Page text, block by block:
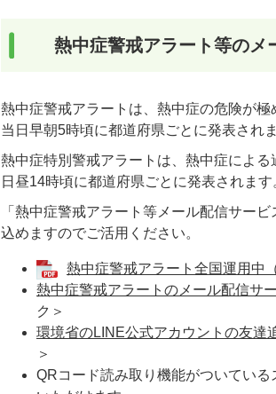
熱中症警戒アラート等のメ
熱中症警戒アラートは、熱中症の危険が
当日早朝5時頃に都道府県ごとに発表されま
熱中症特別警戒アラートは、熱中症によ
日昼14時頃に都道府県ごとに発表されます
「熱中症警戒アラート等メール配信サー
込めますのでご活用ください。
熱中症警戒アラート全国運用中
熱中症警戒アラートのメール配信サ
ク＞
環境省のLINE公式アカウントの友達
＞
QRコード読み取り機能がついてい